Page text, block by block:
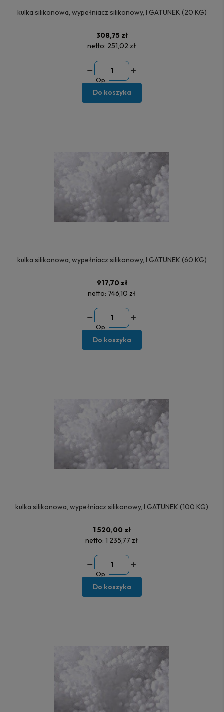
kulka silikonowa, wypełniacz silikonowy, I GATUNEK (20 KG)
308,75 zł
netto: 251,02 zł
Op.
Do koszyka
kulka silikonowa, wypełniacz silikonowy, I GATUNEK (60 KG)
917,70 zł
netto: 746,10 zł
Op.
Do koszyka
kulka silikonowa, wypełniacz silikonowy, I GATUNEK (100 KG)
1 520,00 zł
netto: 1 235,77 zł
Op.
Do koszyka